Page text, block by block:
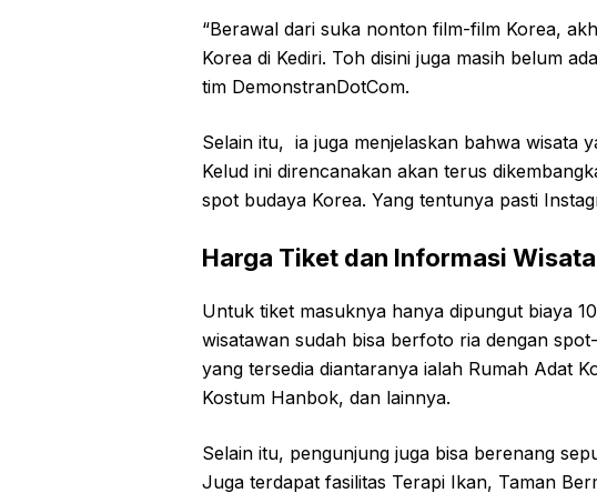
“Berawal dari suka nonton film-film Korea,
Korea di Kediri. Toh disini juga masih belum
tim DemonstranDotCom.
Selain itu, ia juga menjelaskan bahwa wisata
Kelud ini direncanakan akan terus
spot budaya Korea. Yang tentunya pasti
Harga Tiket dan Informasi
Untuk tiket masuknya hanya dipungut biaya
wisatawan sudah bisa berfoto ria dengan
yang tersedia diantaranya ialah Rumah Adat
Kostum Hanbok, dan lainnya.
Selain itu, pengunjung juga bisa berenang
Juga terdapat fasilitas Terapi Ikan, Taman